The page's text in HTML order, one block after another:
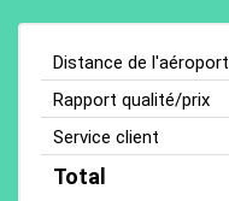
Distance de l'aéroport
Rapport qualité/prix
Service client
Total